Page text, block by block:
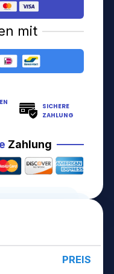
mit
SICHERE
ZAHLUNG
Zahlung
PREIS